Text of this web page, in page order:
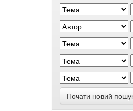
Почати новий